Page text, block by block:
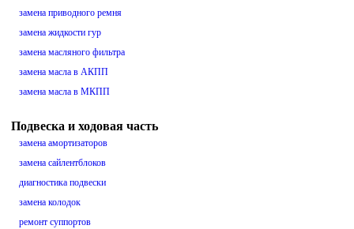
замена приводного ремня
замена жидкости гур
замена масляного фильтра
замена масла в АКПП
замена масла в МКПП
Подвеска и ходовая часть
замена амортизаторов
замена сайлентблоков
диагностика подвески
замена колодок
ремонт суппортов